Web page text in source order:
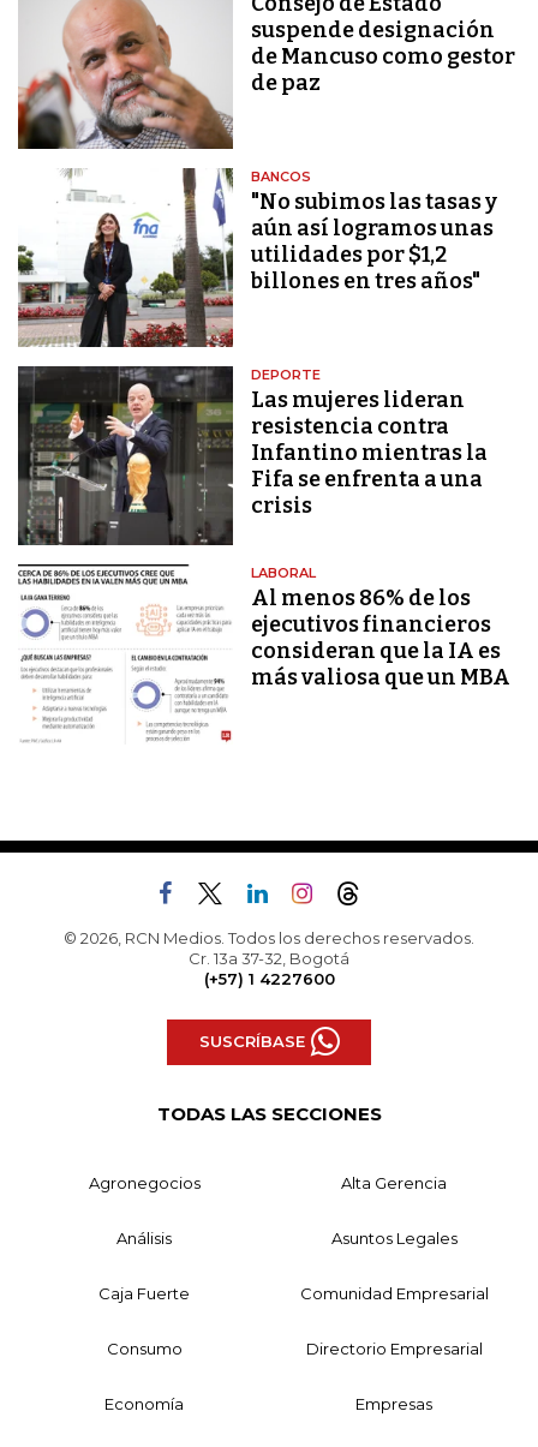
suspende designación
de Mancuso como gestor
de paz
BANCOS
"No subimos las tasas y
aún así logramos unas
utilidades por $1,2
billones en tres años"
DEPORTE
Las mujeres lideran
resistencia contra
Infantino mientras la
Fifa se enfrenta a una
crisis
LABORAL
Al menos 86% de los
ejecutivos financieros
consideran que la IA es
más valiosa que un MBA
© 2026, RCN Medios. Todos los derechos reservados.
Cr. 13a 37-32, Bogotá
(+57) 1 4227600
SUSCRÍBASE
TODAS LAS SECCIONES
Agronegocios Alta Gerencia
Análisis Asuntos Legales
Caja Fuerte Comunidad Empresarial
Consumo Directorio Empresarial
Economía Empresas